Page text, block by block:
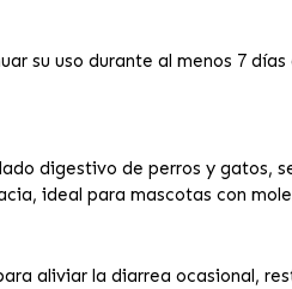
su uso durante al menos 7
digestivo de perros y gatos,
ideal para mascotas con
aliviar la diarrea ocasional,